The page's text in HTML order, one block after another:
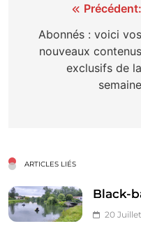
Navigation
de
l’article
Précédent:
Abonnés : voici vos
nouveaux contenus
exclusifs de la
semaine
ARTICLES LIÉS
Black-
20